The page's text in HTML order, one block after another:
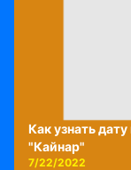
Как узнать
"Кайнар"
7/22/2022